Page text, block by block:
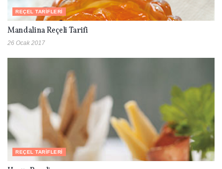
REÇEL TARIFLERI
Mandalina Reçeli Tarifi
26 Ocak 2017
REÇEL TARIFLERI